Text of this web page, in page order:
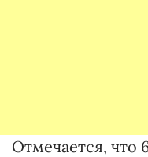
Отмечается, что